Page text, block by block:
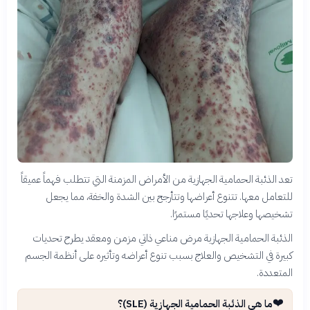
تعد الذئبة الحمامية الجهازية من الأمراض المزمنة التي تتطلب فهماً عميقاً
للتعامل معها. تتنوع أعراضها وتتأرجح بين الشدة والخفة، مما يجعل
تشخيصها وعلاجها تحديًا مستمرًا.
الذئبة الحمامية الجهازية مرض مناعي ذاتي مزمن ومعقد يطرح تحديات
كبيرة في التشخيص والعلاج بسبب تنوع أعراضه وتأثيره على أنظمة الجسم
المتعددة.
❤️ما هي الذئبة الحمامية الجهازية (SLE)؟